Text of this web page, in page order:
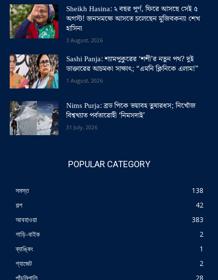
Sheikh Hasina: ২ বছর পূর্ণ, ফিরে আসছে সেই ৫
অগস্ট! জনসমক্ষে আসতে চলেছেন মুজিবকন্যা শেখ
হাসিনা
3 August, 2026
Sashi Panja: শ্যামপুকুরের ‘শশী’র নতুন পথ? দুই
ডাক্তারের আচমকা সাক্ষাৎ; “এমনি ক্লিনিকে এলাম!”
1 August, 2026
Nims Purja: ব্রড পিকে ভয়াবহ তুষারধস; নিখোঁজ
বিশ্বখ্যাত পর্বতারোহী ‘নিমসদাই’
31 July, 2026
POPULAR CATEGORY
সমস্ত
138
গল্প
42
আবহাওয়া
383
গাড়ি-বাইক
2
ব্যাঙ্কিং
1
গ্যাজেট
2
পাঁচমিশালি
28